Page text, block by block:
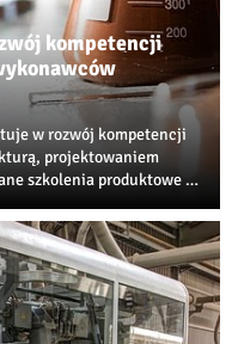
kompetencji
w rozwój kompetencji
projektowaniem
szkolenia produktowe i